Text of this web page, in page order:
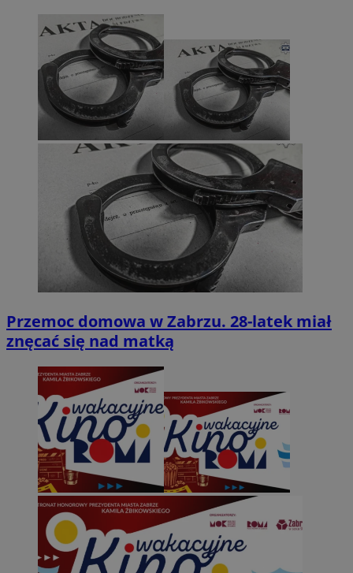
Przemoc domowa w Zabrzu. 28-latek miał
znęcać się nad matką